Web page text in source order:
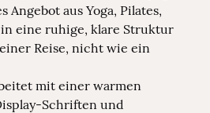
Angebot aus Yoga, Pilates,
in eine ruhige, klare Struktur
Reise, nicht wie ein
mit einer warmen
Schriften und